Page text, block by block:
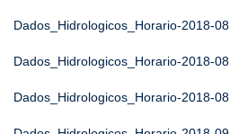
Dados_Hidrologicos_Horario-2018-08
Dados_Hidrologicos_Horario-2018-08
Dados_Hidrologicos_Horario-2018-08